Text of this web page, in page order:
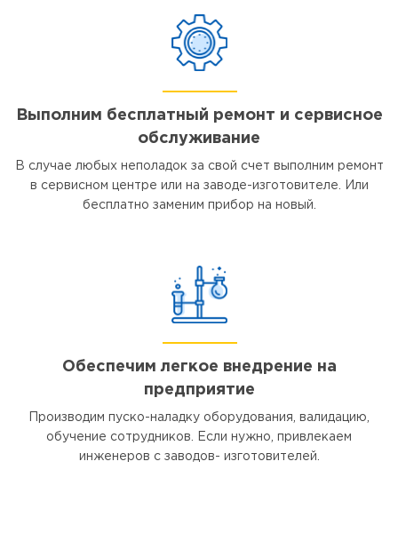
Выполним бесплатный ремонт и сервисное
обслуживание
В случае любых неполадок за свой счет выполним ремонт
в сервисном центре или на заводе-изготовителе. Или
бесплатно заменим прибор на новый.
Обеспечим легкое внедрение на
предприятие
Производим пуско-наладку оборудования, валидацию,
обучение сотрудников. Если нужно, привлекаем
инженеров с заводов- изготовителей.